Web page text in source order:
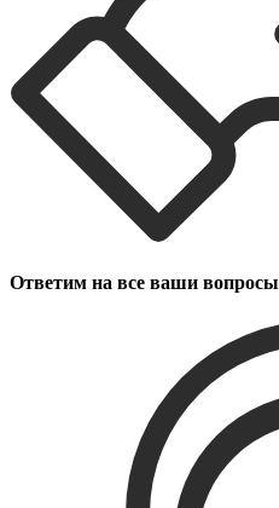
Ответим на все ваши вопросы